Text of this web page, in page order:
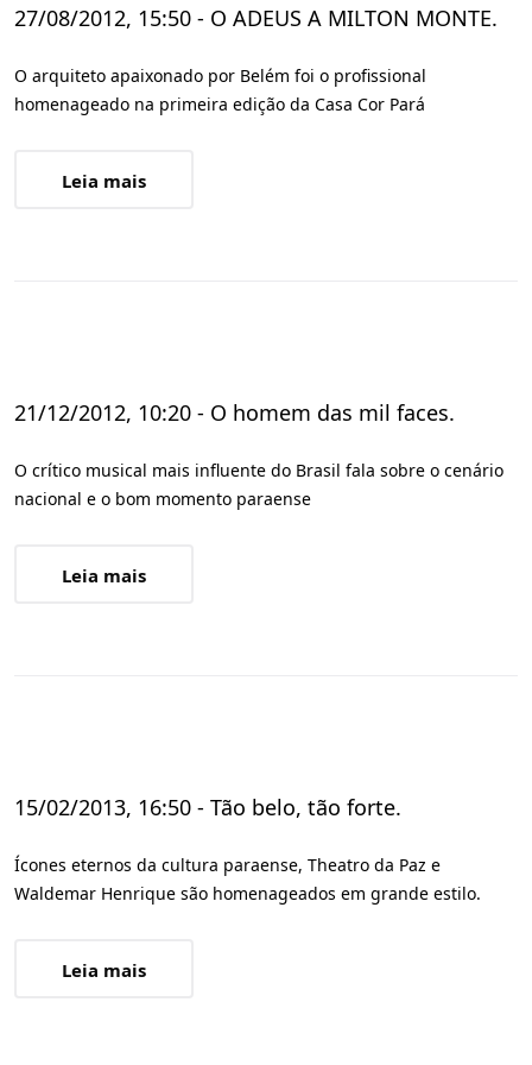
27/08/2012, 15:50 - O ADEUS A MILTON MONTE.
O arquiteto apaixonado por Belém foi o profissional
homenageado na primeira edição da Casa Cor Pará
Leia mais
21/12/2012, 10:20 - O homem das mil faces.
O crítico musical mais influente do Brasil fala sobre o cenário
nacional e o bom momento paraense
Leia mais
15/02/2013, 16:50 - Tão belo, tão forte.
Ícones eternos da cultura paraense, Theatro da Paz e
Waldemar Henrique são homenageados em grande estilo.
Leia mais